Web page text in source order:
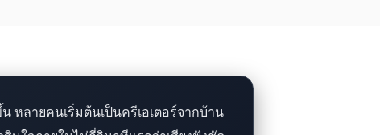
หลายคนเริ่มต้นเป็นครีเอเตอร์จากบ้าน